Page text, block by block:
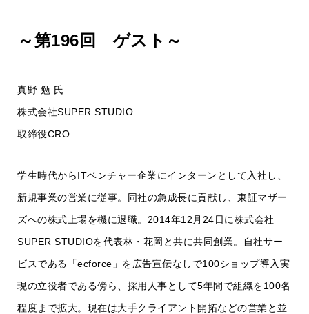
～第196回 ゲスト～
真野 勉 氏
株式会社SUPER STUDIO
取締役CRO
学生時代からITベンチャー企業にインターンとして入社し、
新規事業の営業に従事。同社の急成長に貢献し、東証マザー
ズへの株式上場を機に退職。2014年12月24日に株式会社
SUPER STUDIOを代表林・花岡と共に共同創業。自社サー
ビスである「ecforce」を広告宣伝なしで100ショップ導入実
現の立役者である傍ら、採用人事として5年間で組織を100名
程度まで拡大。現在は大手クライアント開拓などの営業と並